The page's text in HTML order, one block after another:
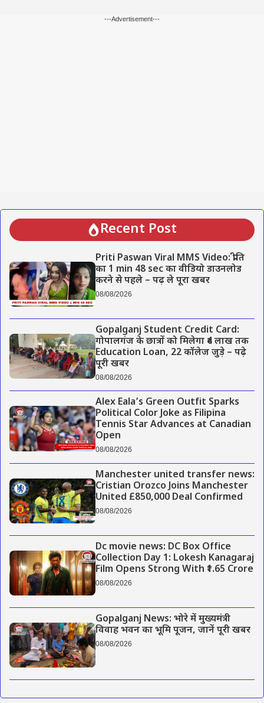
---Advertisement---
Recent Post
Priti Paswan Viral MMS Video: प्रीति
का 1 min 48 sec का वीडियो डाउनलोड
करने से पहले – पढ़ ले पूरा खबर
08/08/2026
Gopalganj Student Credit Card:
गोपालगंज के छात्रों को मिलेगा ₹4 लाख तक
Education Loan, 22 कॉलेज जुड़े – पढ़े
पूरी खबर
08/08/2026
Alex Eala’s Green Outfit Sparks
Political Color Joke as Filipina
Tennis Star Advances at Canadian
Open
08/08/2026
Manchester united transfer news:
Cristian Orozco Joins Manchester
United £850,000 Deal Confirmed
08/08/2026
Dc movie news: DC Box Office
Collection Day 1: Lokesh Kanagaraj
Film Opens Strong With ₹1.65 Crore
08/08/2026
Gopalganj News: भोरे में मुख्यमंत्री
विवाह भवन का भूमि पूजन, जानें पूरी खबर
08/08/2026